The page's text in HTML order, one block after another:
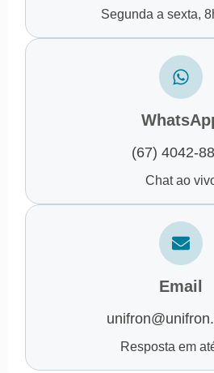
Segunda a sexta,
(67) 4042-
Chat ao
Email
Resposta em